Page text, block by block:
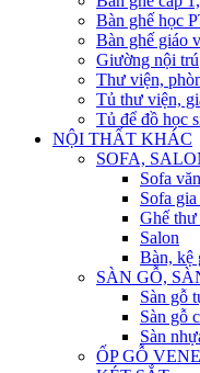
Bàn ghế học
Bàn ghế giáo
Giường nội trú
Thư viện,
Tủ thư viện,
Tủ để đồ học
NỘI THẤT KHÁC
SOFA,
Sofa
Sofa
Ghế thư
Salon
Bàn, kệ
SÀN GỖ,
Sàn gỗ
Sàn gỗ
Sàn
ỐP GỖ